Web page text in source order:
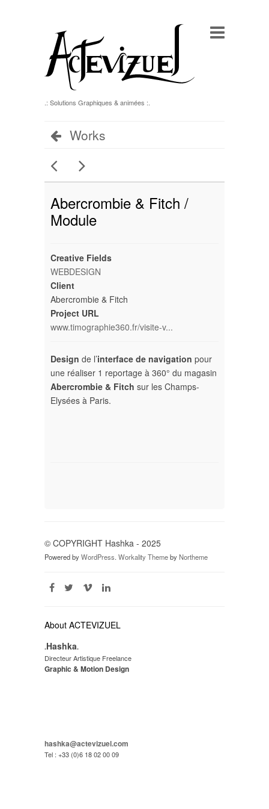
.: Solutions Graphiques & animées :.
Works
Abercrombie & Fitch /
Module
Creative Fields
WEBDESIGN
Client
Abercrombie & Fitch
Project URL
www.timographie360.fr/visite-v...
Design de l’interface de navigation pour
une réaliser 1 reportage à 360° du magasin
Abercrombie & Fitch sur les Champs-
Elysées à Paris.
© COPYRIGHT Hashka - 2025
Powered byWordPress. Workality ThemebyNortheme
About ACTEVIZUEL
.Hashka.
Directeur Artistique Freelance
Graphic & Motion Design
hashka@actevizuel.com
Tel : +33 (0)6 18 02 00 09